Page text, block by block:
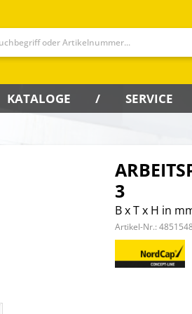
KATALOGE SERVICE
3
B x T x H in
Artikel-Nr.: